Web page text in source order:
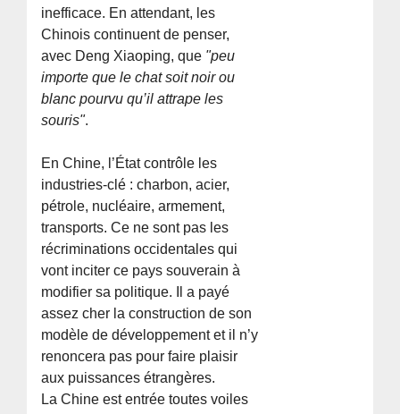
inefficace. En attendant, les
Chinois continuent de penser,
avec Deng Xiaoping, que "peu
importe que le chat soit noir ou
blanc pourvu qu’il attrape les
souris".
En Chine, l’État contrôle les
industries-clé : charbon, acier,
pétrole, nucléaire, armement,
transports. Ce ne sont pas les
récriminations occidentales qui
vont inciter ce pays souverain à
modifier sa politique. Il a payé
assez cher la construction de son
modèle de développement et il n’y
renoncera pas pour faire plaisir
aux puissances étrangères.
La Chine est entrée toutes voiles